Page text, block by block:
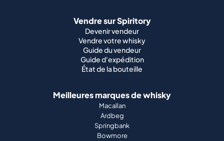
Vendre sur Spiritory
Devenir vendeur
Vendre votre whisky
Guide du vendeur
Guide d'expédition
État de la bouteille
Meilleures marques de whisky
Macallan
Ardbeg
Springbank
Bowmore